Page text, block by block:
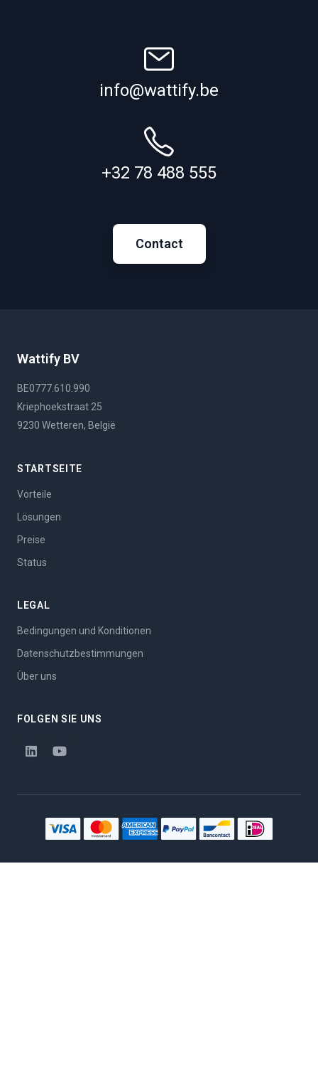
info@wattify.be
+32 78 488 555
Contact
Wattify BV
BE0777.610.990
Kriephoekstraat 25
9230 Wetteren, België
STARTSEITE
Vorteile
Lösungen
Preise
Status
LEGAL
Bedingungen und Konditionen
Datenschutzbestimmungen
Über uns
FOLGEN SIE UNS